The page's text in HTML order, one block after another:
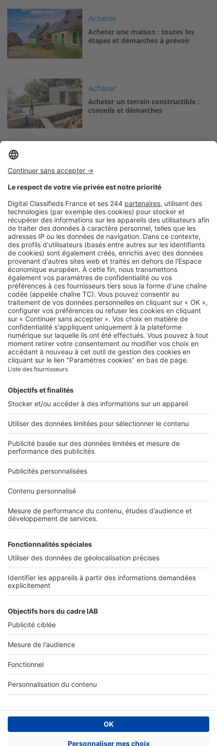
Image
Acheter
Acheter une maison : toutes les
étapes et démarches à prévoir
Image
Acheter
Acheter un terrain constructible :
conseils et démarches
Logic-Immo c’est aussi …
Retrouvez-nous sur …
A propos
Qui sommes-nous ?
Contacter le service client
Nous rejoindre
Presse
Nos applications
Découvrez nos applications
Services pro
Accès client
Informations légales
Politique Générale de Protection des Données
Charte éditeur
Paramétrer mes cookies
Digital Classifieds France SAS © 2024 - all rights